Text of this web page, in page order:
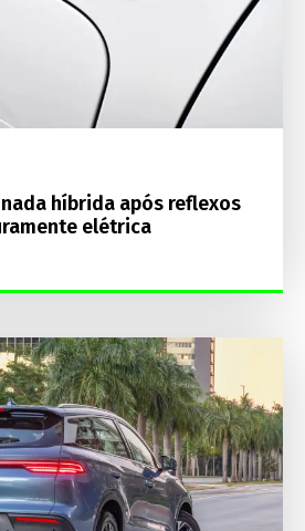
híbrida após reflexos
elétrica